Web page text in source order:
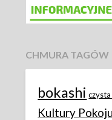
CHMURA TAGÓW
bokashi
Kultury Pokoju